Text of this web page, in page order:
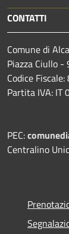
CONTATTI
Comune di
Piazza Ciullo
Codice
Partita IVA: IT
PEC:
Centralino